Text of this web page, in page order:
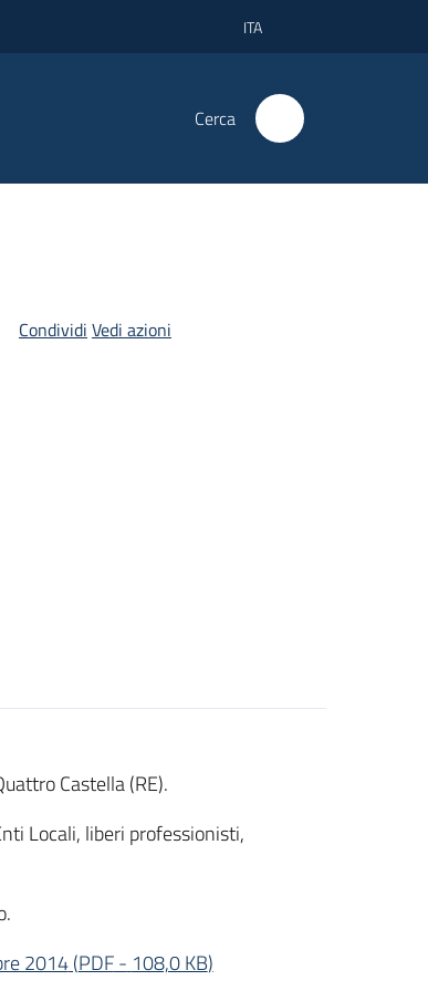
ITA
Cerca
Condividi Vedi azioni
Castella (RE).
Locali, liberi professionisti,
2014(PDF- 108,0 KB)